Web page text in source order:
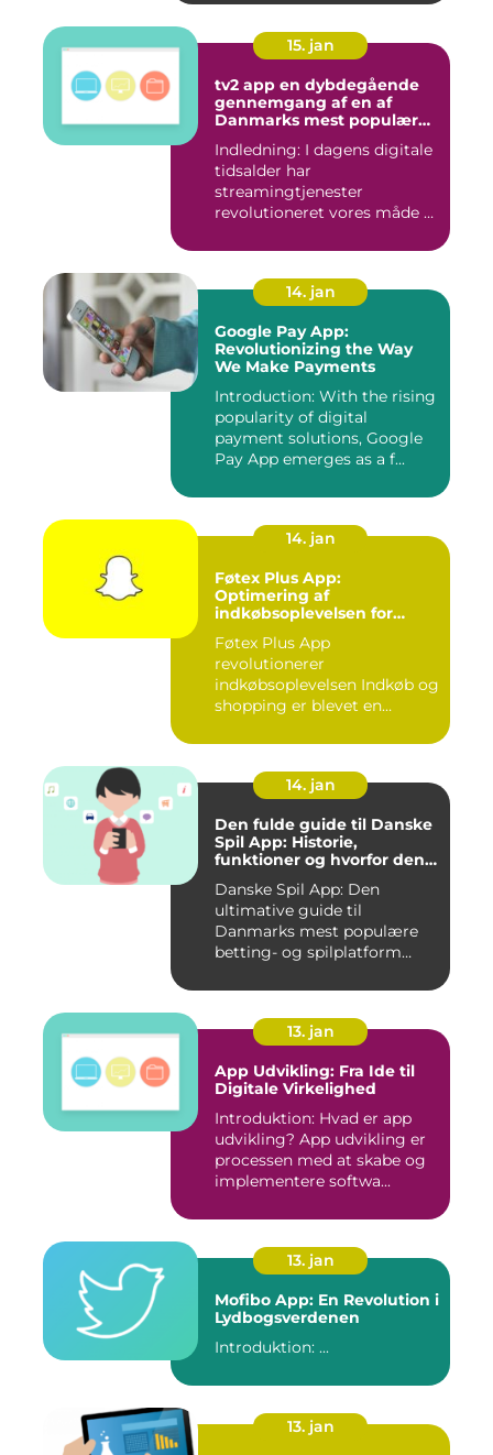
15. jan
tv2 app en dybdegående
gennemgang af en af
Danmarks mest populære
Indledning: I dagens digitale
tidsalder har
streamingtjenester
revolutioneret vores måde at
14. jan
Google Pay App:
Revolutionizing the Way
We Make Payments
Introduction: With the rising
popularity of digital
payment solutions, Google
Pay App emerges as a f...
14. jan
Føtex Plus App:
Optimering af
indkøbsoplevelsen for
Føtex Plus App
revolutionerer
indkøbsoplevelsen Indkøb og
shopping er blevet en
14. jan
Den fulde guide til Danske
Spil App: Historie,
funktioner og hvorfor den
Danske Spil App: Den
ultimative guide til
Danmarks mest populære
betting- og spilplatform
13. jan
App Udvikling: Fra Ide til
Digitale Virkelighed
Introduktion: Hvad er app
udvikling? App udvikling er
processen med at skabe og
implementere softwa...
13. jan
Mofibo App: En Revolution i
Lydbogsverdenen
Introduktion: ...
13. jan